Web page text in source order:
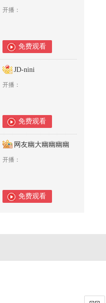
开播：
免费观看
JD-nini
开播：
免费观看
网友幽大幽幽幽幽
开播：
免费观看